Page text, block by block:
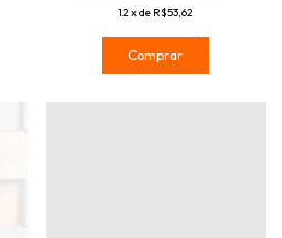
12xde R$53,62
Comprar